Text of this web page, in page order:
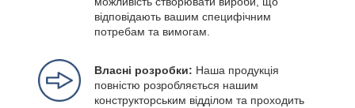
відповідають вашим специфічним
потребам та вимогам.
Власні розробки: Наша продукція
повністю розробляється нашим
конструкторським відділом та проходить